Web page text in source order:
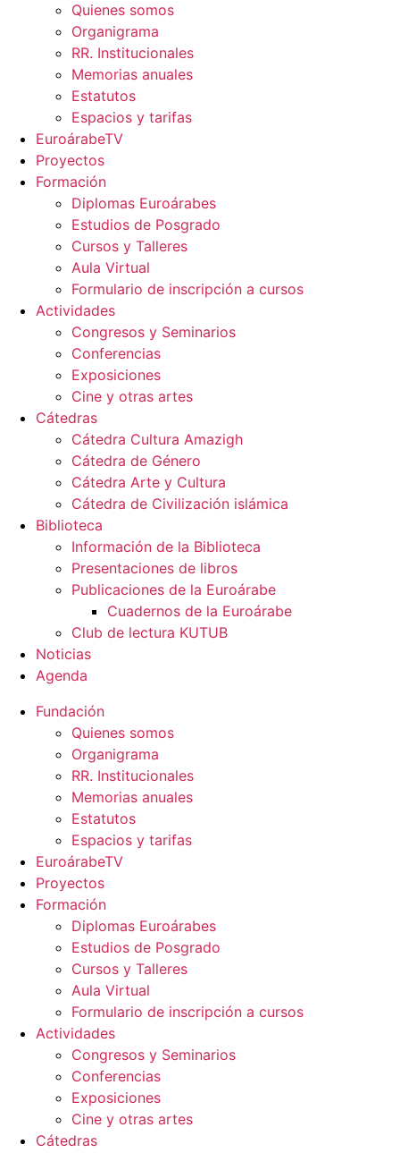
Quienes somos
Organigrama
RR. Institucionales
Memorias anuales
Estatutos
Espacios y tarifas
EuroárabeTV
Proyectos
Formación
Diplomas Euroárabes
Estudios de Posgrado
Cursos y Talleres
Aula Virtual
Formulario de inscripción a cursos
Actividades
Congresos y Seminarios
Conferencias
Exposiciones
Cine y otras artes
Cátedras
Cátedra Cultura Amazigh
Cátedra de Género
Cátedra Arte y Cultura
Cátedra de Civilización islámica
Biblioteca
Información de la Biblioteca
Presentaciones de libros
Publicaciones de la Euroárabe
Cuadernos de la Euroárabe
Club de lectura KUTUB
Noticias
Agenda
Fundación
Quienes somos
Organigrama
RR. Institucionales
Memorias anuales
Estatutos
Espacios y tarifas
EuroárabeTV
Proyectos
Formación
Diplomas Euroárabes
Estudios de Posgrado
Cursos y Talleres
Aula Virtual
Formulario de inscripción a cursos
Actividades
Congresos y Seminarios
Conferencias
Exposiciones
Cine y otras artes
Cátedras